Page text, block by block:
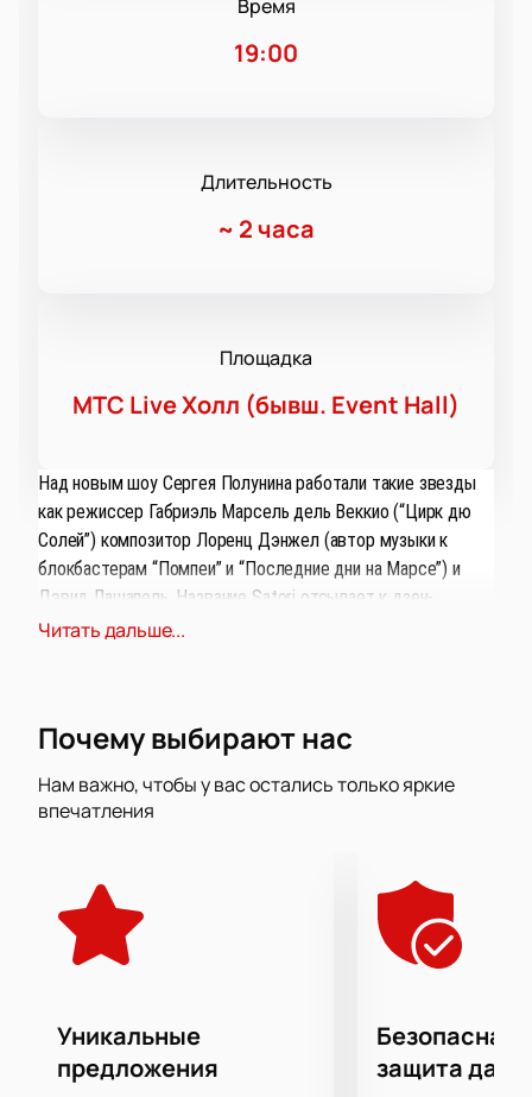
Время
19:00
Длительность
~ 2 часа
Площадка
МТС Live Холл (бывш. Event Hall)
Над новым шоу Сергея Полунина работали такие звезды
как режиссер Габриэль Марсель дель Веккио (“Цирк дю
Солей”) композитор Лоренц Дэнжел (автор музыки к
блокбастерам “Помпеи” и “Последние дни на Марсе”) и
Дэвид Лашапель. Название Satori отсылает к дзен-
буддизму и означает на японском неожиданное
Любители балета уже заинтригованы и с нетерпением
ждут выступление Сергея Полунина в Воронеже.
Последняя его работа в рамках амбициозного «Project
Polunin» – это особая программа «Сатори». Премьера
балетного действа с успехом прошла в декабре 2018 в
Читать дальше...
Почему выбирают нас
Нам важно, чтобы у вас остались только яркие
впечатления
Уникальные
предложения
Безопасная
защита